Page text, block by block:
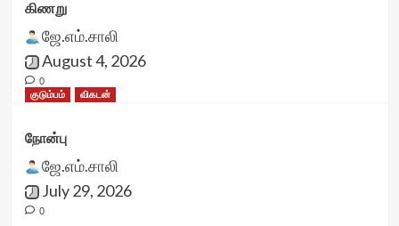
கிணறு
ஜே.எம்.சாலி
August 4, 2026
0
குடும்பம்
விகடன்
நோன்பு
ஜே.எம்.சாலி
July 29, 2026
0